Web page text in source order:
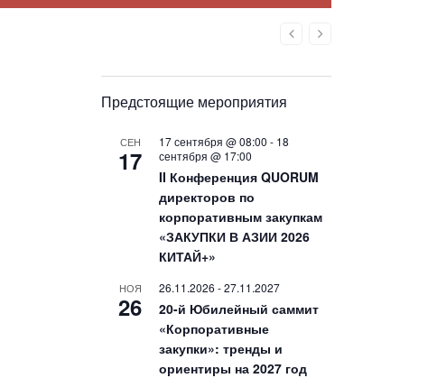
НазадВперед
Предстоящие мероприятия
СЕН
17
17 сентября @ 08:00 - 18
сентября @ 17:00
II Конференция QUORUM
директоров по
корпоративным закупкам
«ЗАКУПКИ В АЗИИ 2026
КИТАЙ+»
НОЯ
26
26.11.2026 -27.11.2027
20-й Юбилейный саммит
«Корпоративные
закупки»: тренды и
ориентиры на 2027 год